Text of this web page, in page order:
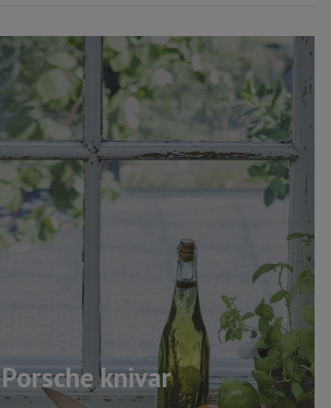
Porsche knivar